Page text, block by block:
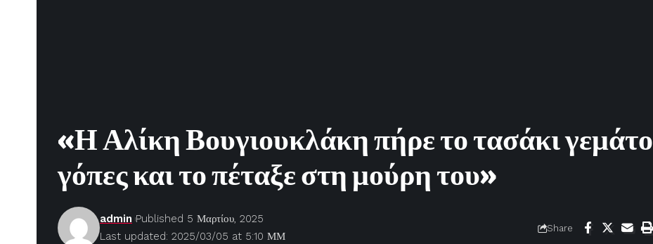
«Η Αλίκη Βουγιουκλάκη πήρε το τασάκι γεμάτο
γόπες και το πέταξε στη μούρη του»
Last updated: 2025/03/05 at 5:10 ΜΜ
admin Published 5 Μαρτίου, 2025
Share